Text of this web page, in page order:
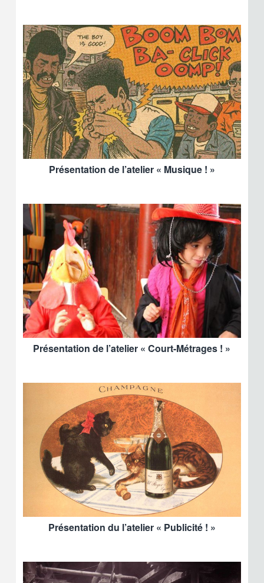
Présentation de l’atelier « Musique ! »
Présentation de l’atelier « Court-Métrages ! »
Présentation du l’atelier « Publicité ! »